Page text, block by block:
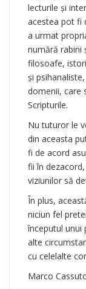
lecturile şi
acestea pot fi
a urmat
numără rabini
filosoafe,
şi
domenii, care
Scripturile.
Nu tuturor le
din aceasta
fi de acord
fii în
viziunilor să
În plus,
niciun fel
începutul unui
alte
cu celelalte
Marco